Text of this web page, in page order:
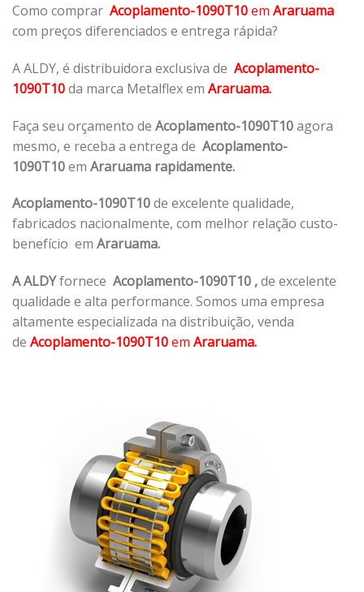
Como comprar Acoplamento-1090T10em Araruama
com preços diferenciados e entrega rápida?
A ALDY, é distribuidora exclusiva de Acoplamento-
1090T10da marca Metalflex em Araruama.
Faça seu orçamento de Acoplamento-1090T10agora
mesmo, e receba a entrega de Acoplamento-
1090T10em Araruama rapidamente.
Acoplamento-1090T10de excelente qualidade,
fabricados nacionalmente, com melhor relação custo-
benefício em Araruama.
A ALDYfornece Acoplamento-1090T10 ,de excelente
qualidade e alta performance. Somos uma empresa
altamente especializada na distribuição, venda
de Acoplamento-1090T10em Araruama.